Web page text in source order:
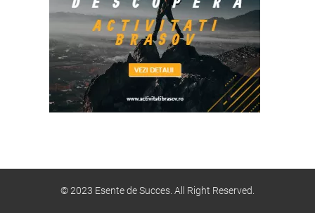
© 2023 Esente de Succes. All Right Reserved.